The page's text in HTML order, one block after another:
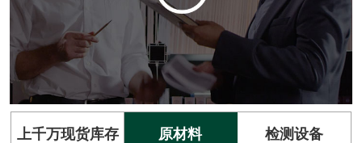
上千万现货库存 原材料 检测设备